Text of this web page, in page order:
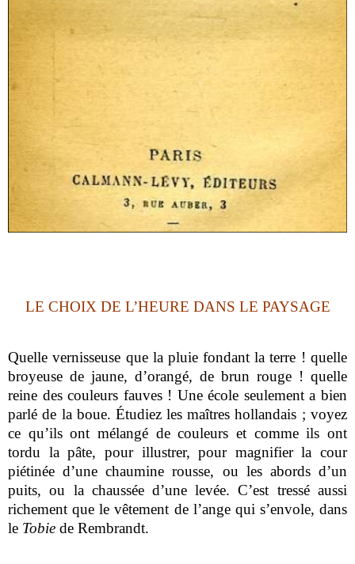
LE CHOIX DE L’HEURE DANS LE PAYSAGE
Quelle vernisseuse que la pluie fondant la terre ! quelle
broyeuse de jaune, d’orangé, de brun rouge ! quelle
reine des couleurs fauves ! Une école seulement a bien
parlé de la boue. Étudiez les maîtres hollandais ; voyez
ce qu’ils ont mélangé de couleurs et comme ils ont
tordu la pâte, pour illustrer, pour magnifier la cour
piétinée d’une chaumine rousse, ou les abords d’un
puits, ou la chaussée d’une levée. C’est tressé aussi
richement que le vêtement de l’ange qui s’envole, dans
le Tobie de Rembrandt.